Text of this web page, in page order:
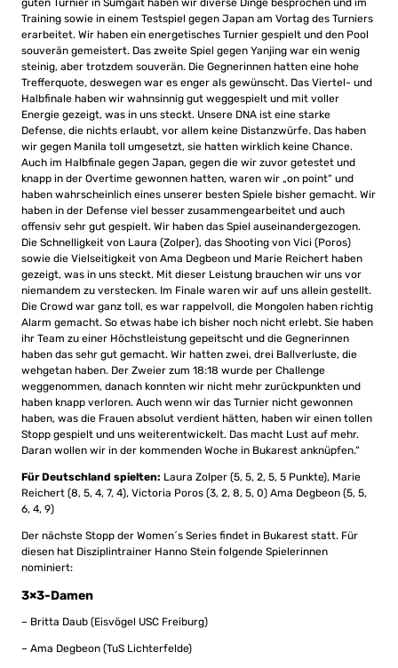
guten Turnier in Sumgait haben wir diverse Dinge besprochen und im
Training sowie in einem Testspiel gegen Japan am Vortag des Turniers
erarbeitet. Wir haben ein energetisches Turnier gespielt und den Pool
souverän gemeistert. Das zweite Spiel gegen Yanjing war ein wenig
steinig, aber trotzdem souverän. Die Gegnerinnen hatten eine hohe
Trefferquote, deswegen war es enger als gewünscht. Das Viertel- und
Halbfinale haben wir wahnsinnig gut weggespielt und mit voller
Energie gezeigt, was in uns steckt. Unsere DNA ist eine starke
Defense, die nichts erlaubt, vor allem keine Distanzwürfe. Das haben
wir gegen Manila toll umgesetzt, sie hatten wirklich keine Chance.
Auch im Halbfinale gegen Japan, gegen die wir zuvor getestet und
knapp in der Overtime gewonnen hatten, waren wir „on point“ und
haben wahrscheinlich eines unserer besten Spiele bisher gemacht. Wir
haben in der Defense viel besser zusammengearbeitet und auch
offensiv sehr gut gespielt. Wir haben das Spiel auseinandergezogen.
Die Schnelligkeit von Laura (Zolper), das Shooting von Vici (Poros)
sowie die Vielseitigkeit von Ama Degbeon und Marie Reichert haben
gezeigt, was in uns steckt. Mit dieser Leistung brauchen wir uns vor
niemandem zu verstecken. Im Finale waren wir auf uns allein gestellt.
Die Crowd war ganz toll, es war rappelvoll, die Mongolen haben richtig
Alarm gemacht. So etwas habe ich bisher noch nicht erlebt. Sie haben
ihr Team zu einer Höchstleistung gepeitscht und die Gegnerinnen
haben das sehr gut gemacht. Wir hatten zwei, drei Ballverluste, die
wehgetan haben. Der Zweier zum 18:18 wurde per Challenge
weggenommen, danach konnten wir nicht mehr zurückpunkten und
haben knapp verloren. Auch wenn wir das Turnier nicht gewonnen
haben, was die Frauen absolut verdient hätten, haben wir einen tollen
Stopp gespielt und uns weiterentwickelt. Das macht Lust auf mehr.
Daran wollen wir in der kommenden Woche in Bukarest anknüpfen.“
Für Deutschland spielten: Laura Zolper (5, 5, 2, 5, 5 Punkte), Marie
Reichert (8, 5, 4, 7, 4), Victoria Poros (3, 2, 8, 5, 0) Ama Degbeon (5, 5,
6, 4, 9)
Der nächste Stopp der Women´s Series findet in Bukarest statt. Für
diesen hat Disziplintrainer Hanno Stein folgende Spielerinnen
nominiert:
3×3-Damen
– Britta Daub (Eisvögel USC Freiburg)
– Ama Degbeon (TuS Lichterfelde)